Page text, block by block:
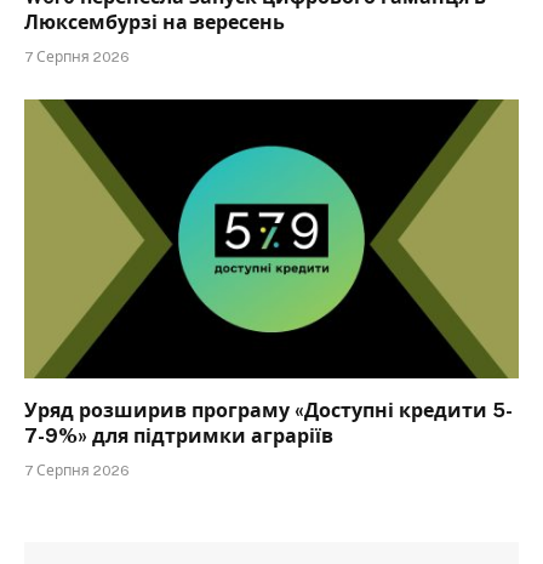
Люксембурзі на вересень
7 Серпня 2026
Уряд розширив програму «Доступні кредити 5-
7-9%» для підтримки аграріїв
7 Серпня 2026